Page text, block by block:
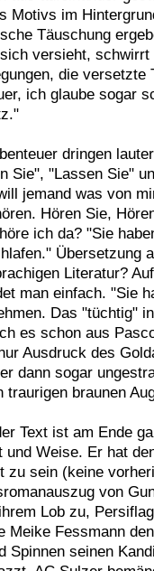
Motivs im
Täuschung
versieht, schwirrt
die versetzte
ich glaube sogar
dringen
Sie", "Lassen Sie"
jemand was von
Hören Sie,
ich da? "Sie
Übersetzung
Literatur?
man einfach. "Sie
Das "tüchtig"
es schon aus
Ausdruck des
dann sogar
traurigen braunen
Text ist am Ende
und Weise. Er hat
zu sein (keine
von
Lob zu,
Meike Fessmann
Spinnen seinen